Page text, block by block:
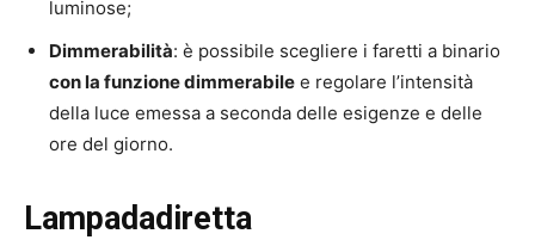
luminose;
Dimmerabilità: è possibile scegliere i faretti a binario
con la funzione dimmerabile e regolare l’intensità
della luce emessa a seconda delle esigenze e delle
ore del giorno.
Lampadadiretta